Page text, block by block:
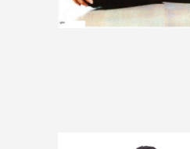
Η